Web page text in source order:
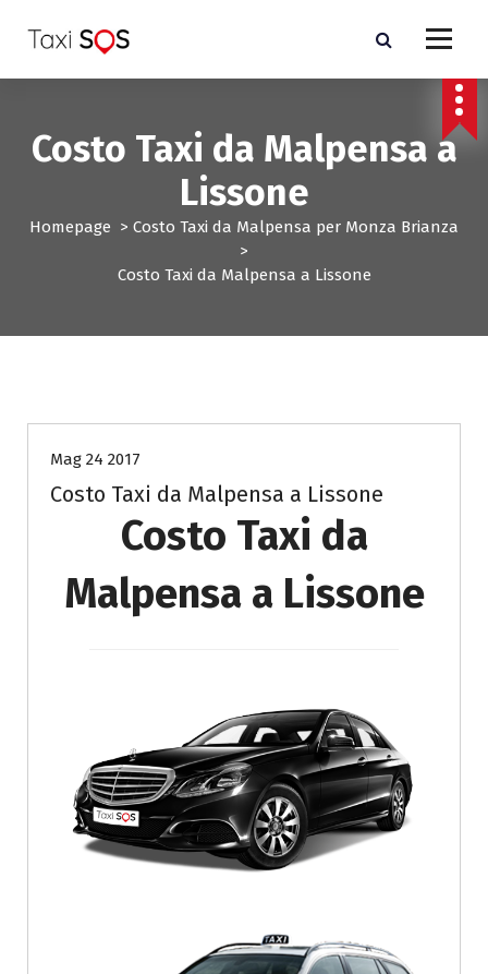
a
Costo Taxi da Malpensa a
Lissone
Homepage > Costo Taxi da Malpensa per Monza Brianza
>
Costo Taxi da Malpensa a Lissone
Mag 24 2017
Costo Taxi da Malpensa a Lissone
Costo Taxi da
Malpensa a Lissone